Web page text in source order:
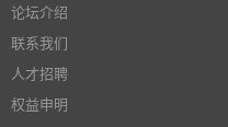
论坛介绍
联系我们
人才招聘
权益申明